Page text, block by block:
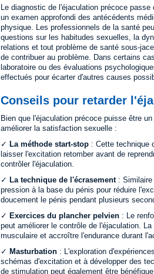
Le diagnostic de l'éjaculation précoce passe
un examen approfondi des antécédents
physique. Les professionnels de la santé
questions sur les habitudes sexuelles, la
relations et tout problème de santé sous-
de contribuer au problème. Dans certains
laboratoire ou des évaluations
effectués pour écarter d'autres causes
Conseils pour retarder
Bien que l'éjaculation précoce puisse être
améliorer la satisfaction sexuelle :
✓ La méthode start-stop : Cette technique
laisser l'excitation retomber avant de
contrôler l'éjaculation.
✓ La technique de l'écrasement: Similaire
pression à la base du pénis pour réduire
doucement le pénis pendant plusieurs
✓ Exercices du plancher pelvien : Le
peut améliorer le contrôle de l'éjaculation.
musculaire et accroître l'endurance durant
✓ Masturbation : L'exploration
schémas d'excitation et à développer des
de stimulation peut également être bénéfique.